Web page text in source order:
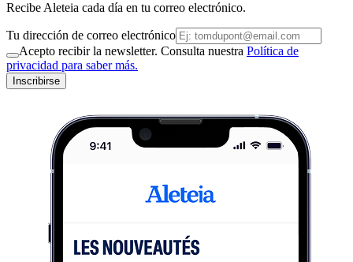
Recibe Aleteia cada día en tu correo electrónico.
Tu dirección de correo electrónico
Acepto recibir la newsletter. Consulta nuestra Política de
privacidad para saber más.
Inscribirse